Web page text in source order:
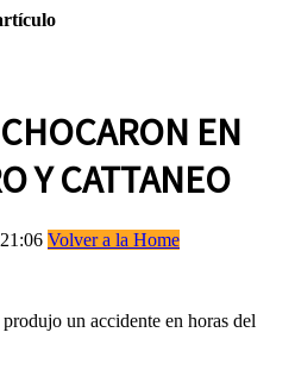
EN
Y CATTANEO
Volver a la Home
un accidente en horas del